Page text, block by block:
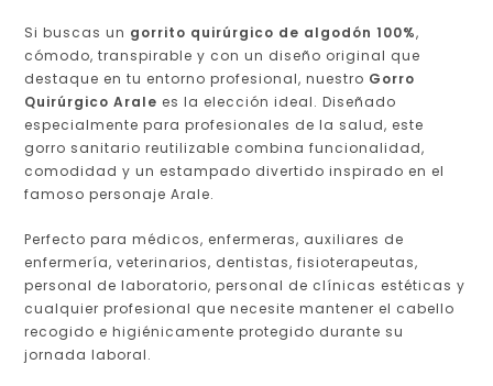
Si buscas un gorrito quirúrgico de algodón 100%,
cómodo, transpirable y con un diseño original que
destaque en tu entorno profesional, nuestro Gorro
Quirúrgico Arale es la elección ideal. Diseñado
especialmente para profesionales de la salud, este
gorro sanitario reutilizable combina funcionalidad,
comodidad y un estampado divertido inspirado en el
famoso personaje Arale.
Perfecto para médicos, enfermeras, auxiliares de
enfermería, veterinarios, dentistas, fisioterapeutas,
personal de laboratorio, personal de clínicas estéticas y
cualquier profesional que necesite mantener el cabello
recogido e higiénicamente protegido durante su
jornada laboral.